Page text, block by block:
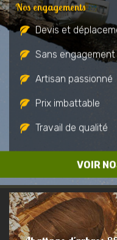
VOIR
Nos engagements
Devis et
Sans engagement
Artisan passionné
Prix imbattable
Travail de qualité